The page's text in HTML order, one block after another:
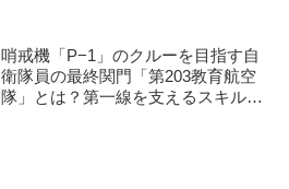
哨戒機「P−1」のクルーを目指す自
衛隊員の最終関門「第203教育航空
隊」とは？第一線を支えるスキルを